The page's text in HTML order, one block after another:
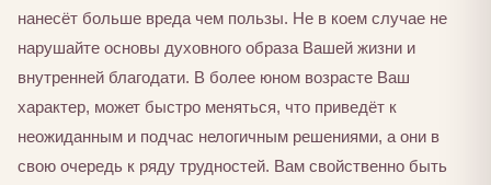
нанесёт больше вреда чем пользы. Не в коем случае не
нарушайте основы духовного образа Вашей жизни и
внутренней благодати. В более юном возрасте Ваш
характер, может быстро меняться, что приведёт к
неожиданным и подчас нелогичным решениями, а они в
свою очередь к ряду трудностей. Вам свойственно быть